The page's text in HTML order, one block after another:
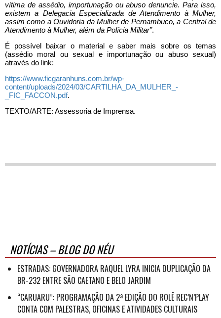
vítima de assédio, importunação ou abuso denuncie. Para isso,
existem a Delegacia Especializada de Atendimento à Mulher,
assim como a Ouvidoria da Mulher de Pernambuco, a Central de
Atendimento à Mulher, além da Polícia Militar”.
É possível baixar o material e saber mais sobre os temas
(assédio moral ou sexual e importunação ou abuso sexual)
através do link:
https://www.ficgaranhuns.com.br/wp-
content/uploads/2024/03/CARTILHA_DA_MULHER_-
_FIC_FACCON.pdf.
TEXTO/ARTE: Assessoria de Imprensa.
NOTÍCIAS – BLOG DO NÉU
ESTRADAS: GOVERNADORA RAQUEL LYRA INICIA DUPLICAÇÃO DA
BR-232 ENTRE SÃO CAETANO E BELO JARDIM
“CARUARU”: PROGRAMAÇÃO DA 2ª EDIÇÃO DO ROLÊ REC’N’PLAY
CONTA COM PALESTRAS, OFICINAS E ATIVIDADES CULTURAIS